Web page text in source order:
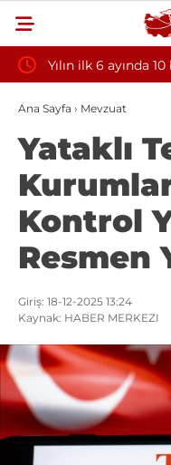
Yılın ilk 6 ayında
oksijen tedavisinden
Ana Sayfa › Mevzuat
Yataklı
Kontrol
Resmen
Giriş: 18-12-2025 13:24
Kaynak: HABER MERKEZI